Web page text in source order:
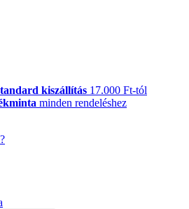
kiszállítás 17.000 Ft-tól
minden rendeléshez